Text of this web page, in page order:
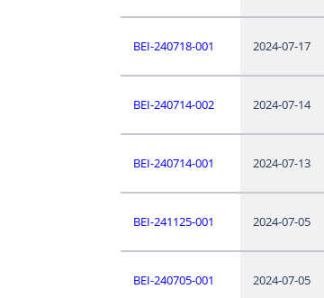
BEI-240718-001 2024-07-17
BEI-240714-002 2024-07-14
BEI-240714-001 2024-07-13
BEI-241125-001 2024-07-05
BEI-240705-001 2024-07-05